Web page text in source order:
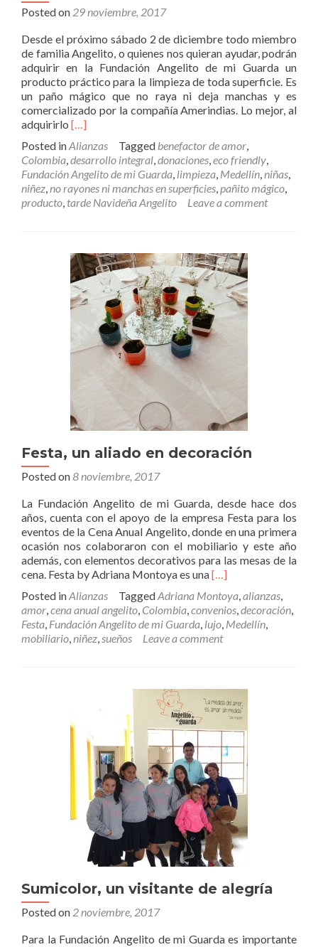
Posted on 29 noviembre, 2017
Desde el próximo sábado 2 de diciembre todo miembro
de familia Angelito, o quienes nos quieran ayudar, podrán
adquirir en la Fundación Angelito de mi Guarda un
producto práctico para la limpieza de toda superficie. Es
un paño mágico que no raya ni deja manchas y es
comercializado por la compañía Amerindias. Lo mejor, al
adquirirlo Read
about
UltimateCloth,
producto
práctico
con
nos
haces
un
aporte
[…]
Posted inAlianzas Tagged benefactor de amor,
Colombia,desarrollo integral,donaciones,eco friendly,
Fundación Angelito de mi Guarda, limpieza, Medellín,niñas,
niñez,no rayones ni manchas en superficies,pañito mágico,
producto, tarde Navideña Angelito Leave a comment
Festa, un aliado en decoración
Posted on8 noviembre, 2017
La Fundación Angelito de mi Guarda, desde hace dos
años, cuenta con el apoyo de la empresa Festa para los
eventos de la Cena Anual Angelito, donde en una primera
ocasión nos colaboraron con el mobiliario y este año
además, con elementos decorativos para las mesas de la
cena. Festa by Adriana Montoya es unaRead
about
Festa,
un
aliado
[…]
Posted inAlianzas TaggedAdriana Montoya,alianzas,
amor,cena anual angelito, Colombia,convenios,decoración,
Festa, Fundación Angelito de mi Guarda, lujo, Medellín,
mobiliario,niñez,sueños Leave a comment
Sumicolor, un visitante de alegría
Posted on 2 noviembre, 2017
Para la Fundación Angelito de mi Guarda es importante